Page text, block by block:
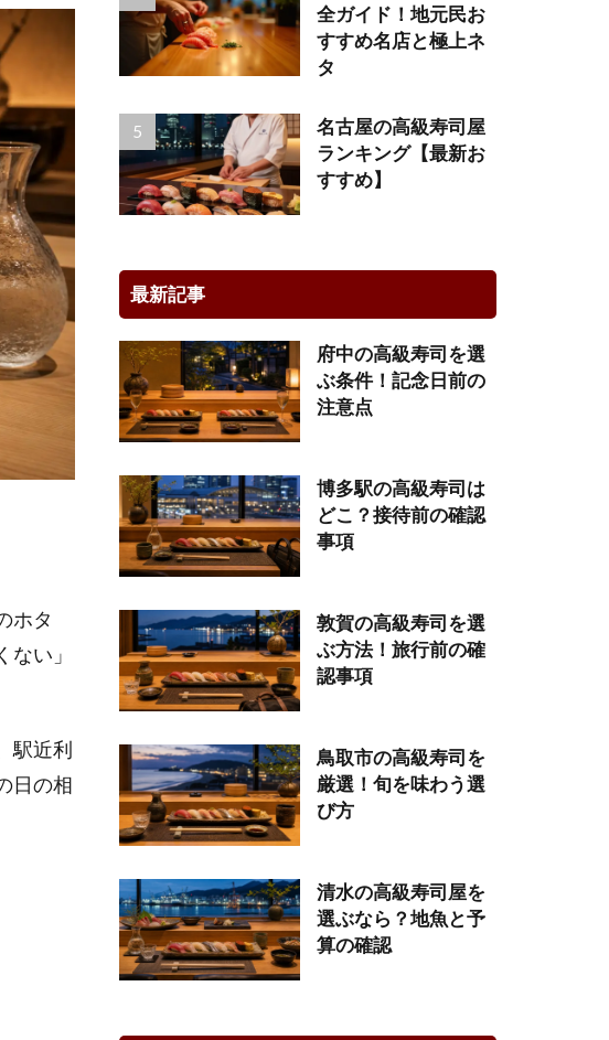
ホタ
い」
駅近利
日の相
全ガイド！地元民お
すすめ名店と極上ネ
タ
名古屋の高級寿司屋
ランキング【最新お
すすめ】
最新記事
府中の高級寿司を選
ぶ条件！記念日前の
注意点
博多駅の高級寿司は
どこ？接待前の確認
事項
敦賀の高級寿司を選
ぶ方法！旅行前の確
認事項
鳥取市の高級寿司を
厳選！旬を味わう選
び方
清水の高級寿司屋を
選ぶなら？地魚と予
算の確認